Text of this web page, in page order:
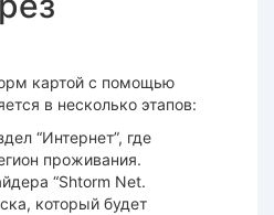
картой с помощью
в несколько этапов:
“Интернет”, где
проживания.
“Shtorm Net.
который будет